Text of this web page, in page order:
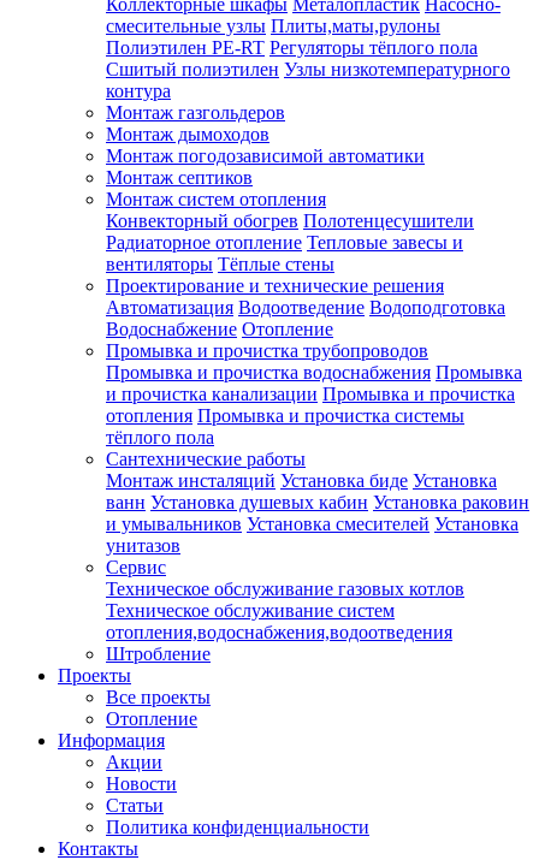
Коллекторные шкафы Металопластик Насосно-
смесительные узлы Плиты,маты,рулоны
Полиэтилен PE-RT Регуляторы тёплого пола
Сшитый полиэтилен Узлы низкотемпературного
контура
Монтаж газгольдеров
Монтаж дымоходов
Монтаж погодозависимой автоматики
Монтаж септиков
Монтаж систем отопления
Конвекторный обогрев Полотенцесушители
Радиаторное отопление Тепловые завесы и
вентиляторы Тёплые стены
Проектирование и технические решения
Автоматизация Водоотведение Водоподготовка
Водоснабжение Отопление
Промывка и прочистка трубопроводов
Промывка и прочистка водоснабжения Промывка
и прочистка канализации Промывка и прочистка
отопления Промывка и прочистка системы
тёплого пола
Сантехнические работы
Монтаж инсталяций Установка биде Установка
ванн Установка душевых кабин Установка раковин
и умывальников Установка смесителей Установка
унитазов
Сервис
Техническое обслуживание газовых котлов
Техническое обслуживание систем
отопления,водоснабжения,водоотведения
Штробление
Проекты
Все проекты
Отопление
Информация
Акции
Новости
Статьи
Политика конфиденциальности
Контакты